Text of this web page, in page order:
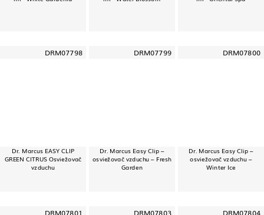
DRM07798
Dr. Marcus EASY CLIP
GREEN CITRUS Osviežovač
vzduchu
DRM07799
Dr. Marcus Easy Clip –
osviežovač vzduchu – Fresh
Garden
DRM07800
Dr. Marcus Easy Clip –
osviežovač vzduchu –
Winter Ice
DRM07801 DRM07803 DRM07804